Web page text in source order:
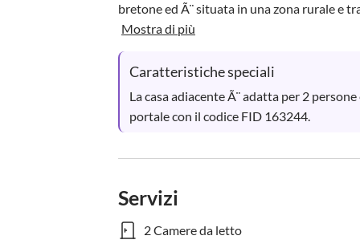
bretone ed Ã¨ situata in una zona rurale e
Mostra di più
Caratteristiche speciali
La casa adiacente Ã¨ adatta per 2
portale con il codice FID 163244.
Servizi
2 Camere da letto